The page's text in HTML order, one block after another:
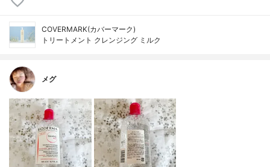
COVERMARK(カバーマーク)
トリートメント クレンジング ミルク
メグ